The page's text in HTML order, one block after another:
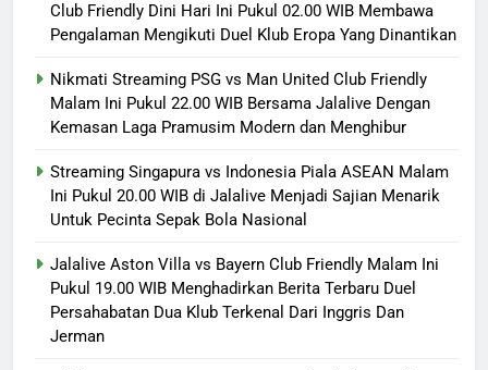
Club Friendly Dini Hari Ini Pukul 02.00 WIB Membawa
Pengalaman Mengikuti Duel Klub Eropa Yang Dinantikan
Nikmati Streaming PSG vs Man United Club Friendly
Malam Ini Pukul 22.00 WIB Bersama Jalalive Dengan
Kemasan Laga Pramusim Modern dan Menghibur
Streaming Singapura vs Indonesia Piala ASEAN Malam
Ini Pukul 20.00 WIB di Jalalive Menjadi Sajian Menarik
Untuk Pecinta Sepak Bola Nasional
Jalalive Aston Villa vs Bayern Club Friendly Malam Ini
Pukul 19.00 WIB Menghadirkan Berita Terbaru Duel
Persahabatan Dua Klub Terkenal Dari Inggris Dan
Jerman